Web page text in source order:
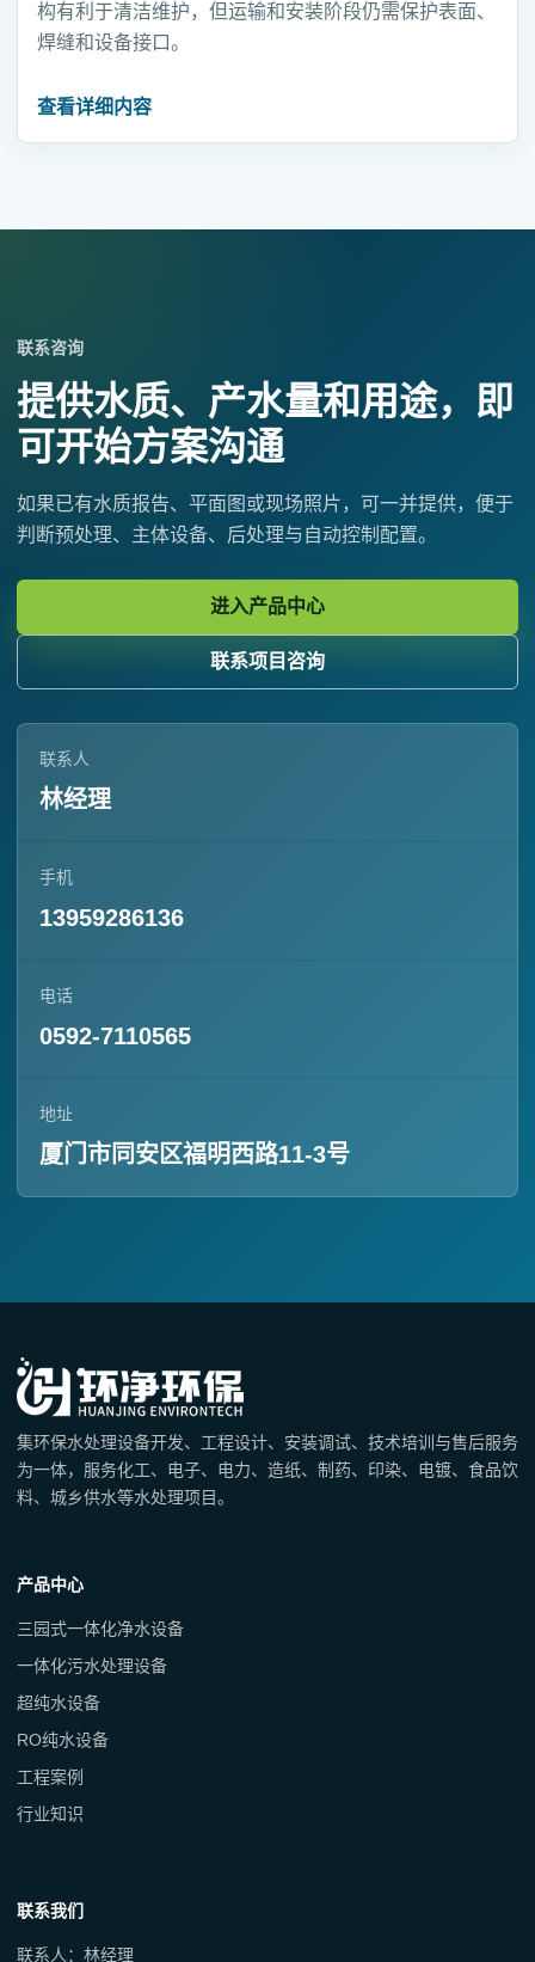
构有利于清洁维护，但运输和安装阶段仍需保护表面、
焊缝和设备接口。
查看详细内容
联系咨询
提供水质、产水量和用途，即
可开始方案沟通
如果已有水质报告、平面图或现场照片，可一并提供，便于
判断预处理、主体设备、后处理与自动控制配置。
进入产品中心
联系项目咨询
联系人
林经理
手机
13959286136
电话
0592-7110565
地址
厦门市同安区福明西路11-3号
集环保水处理设备开发、工程设计、安装调试、技术培训与售后服务
为一体，服务化工、电子、电力、造纸、制药、印染、电镀、食品饮
料、城乡供水等水处理项目。
产品中心
三园式一体化净水设备
一体化污水处理设备
超纯水设备
RO纯水设备
工程案例
行业知识
联系我们
联系人：林经理